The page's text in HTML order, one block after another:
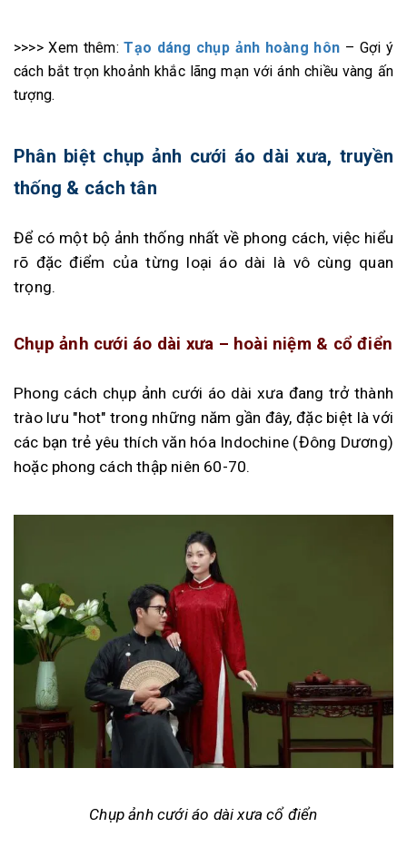
>>>> Xem thêm: Tạo dáng chụp ảnh hoàng hôn – Gợi ý
cách bắt trọn khoảnh khắc lãng mạn với ánh chiều vàng ấn
tượng.
Phân biệt chụp ảnh cưới áo dài xưa, truyền
thống & cách tân
Để có một bộ ảnh thống nhất về phong cách, việc hiểu
rõ đặc điểm của từng loại áo dài là vô cùng quan
trọng.
Chụp ảnh cưới áo dài xưa – hoài niệm & cổ điển
Phong cách chụp ảnh cưới áo dài xưa đang trở thành
trào lưu "hot" trong những năm gần đây, đặc biệt là với
các bạn trẻ yêu thích văn hóa Indochine (Đông Dương)
hoặc phong cách thập niên 60-70.
Chụp ảnh cưới áo dài xưa cổ điển